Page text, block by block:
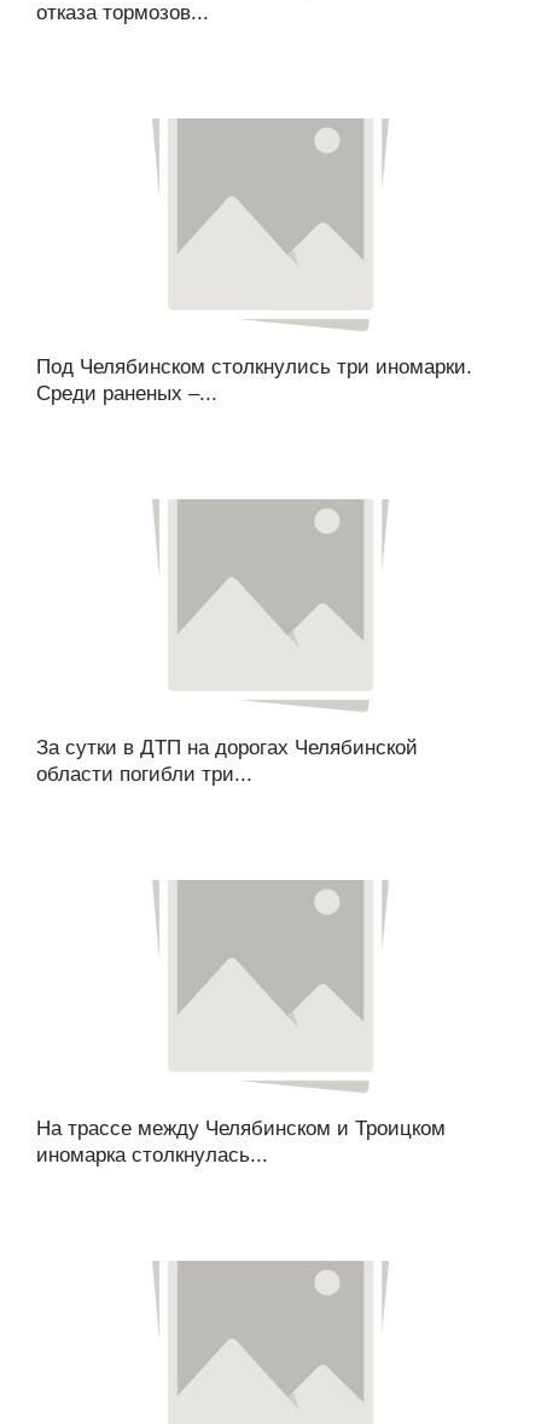
отказа тормозов...
Под Челябинском столкнулись три иномарки.
Среди раненых –...
За сутки в ДТП на дорогах Челябинской
области погибли три...
На трассе между Челябинском и Троицком
иномарка столкнулась...